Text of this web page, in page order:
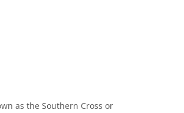
4.0 International (CC BY 4.0) Symbole
as the Southern Cross or